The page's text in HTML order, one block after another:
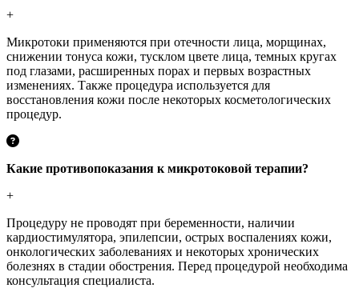
+
Микротоки применяются при отечности лица, морщинах,
снижении тонуса кожи, тусклом цвете лица, темных кругах
под глазами, расширенных порах и первых возрастных
изменениях. Также процедура используется для
восстановления кожи после некоторых косметологических
процедур.
Какие противопоказания к микротоковой терапии?
+
Процедуру не проводят при беременности, наличии
кардиостимулятора, эпилепсии, острых воспалениях кожи,
онкологических заболеваниях и некоторых хронических
болезнях в стадии обострения. Перед процедурой необходима
консультация специалиста.